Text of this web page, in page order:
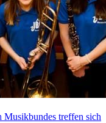
Musikbundes treffen sich